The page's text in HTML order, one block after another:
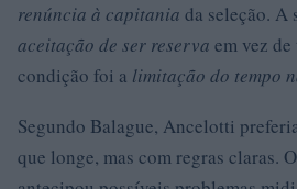
renúncia à capitania da seleção. A
aceitação de ser reserva em vez
condição foi a limitação do tempo
Segundo Balague, Ancelotti
que longe, mas com regras claras.